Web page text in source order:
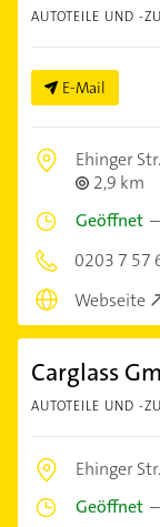
AUTOTEILE UND -
E-Mail
Ehinger
2,9 km
Geöffnet –
0203 7 57
Webseite
Carglass
AUTOTEILE UND -
Ehinger
Geöffnet –